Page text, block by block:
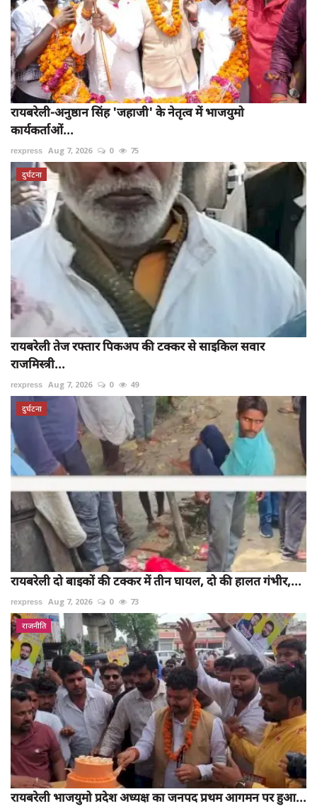
रायबरेली-अनुष्ठान सिंह 'जहाजी' के नेतृत्व में भाजयुमो
कार्यकर्ताओं...
rexpress Aug 7, 2026 0 75
दुर्घटना
रायबरेली तेज रफ्तार पिकअप की टक्कर से साइकिल सवार
राजमिस्त्री...
rexpress Aug 7, 2026 0 49
दुर्घटना
रायबरेली दो बाइकों की टक्कर में तीन घायल, दो की हालत गंभीर,...
rexpress Aug 7, 2026 0 73
राजनीति
रायबरेली भाजयुमो प्रदेश अध्यक्ष का जनपद प्रथम आगमन पर हुआ...